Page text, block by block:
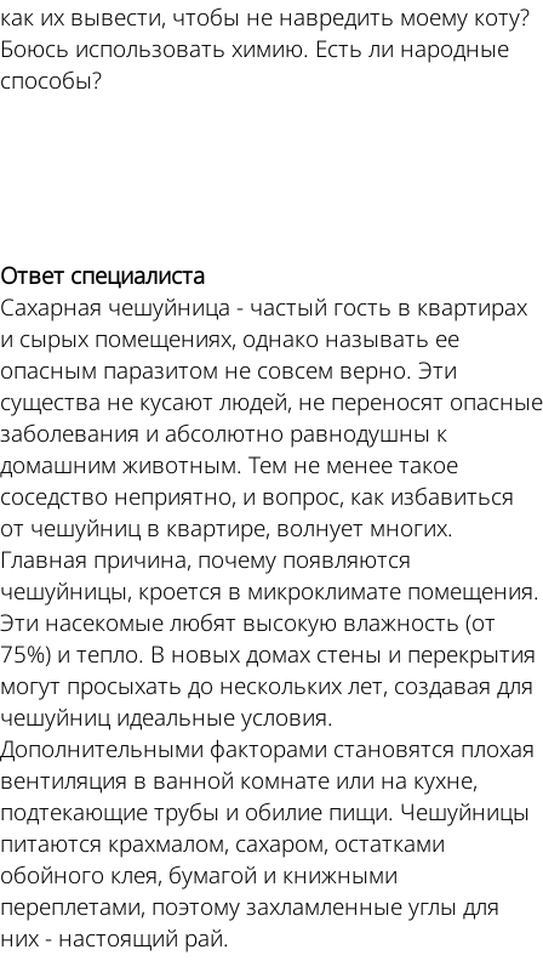
как их вывести, чтобы не навредить моему коту?
Боюсь использовать химию. Есть ли народные
способы?
Ответ специалиста
Сахарная чешуйница - частый гость в квартирах
и сырых помещениях, однако называть ее
опасным паразитом не совсем верно. Эти
существа не кусают людей, не переносят опасные
заболевания и абсолютно равнодушны к
домашним животным. Тем не менее такое
соседство неприятно, и вопрос, как избавиться
от чешуйниц в квартире, волнует многих.
Главная причина, почему появляются
чешуйницы, кроется в микроклимате помещения.
Эти насекомые любят высокую влажность (от
75%) и тепло. В новых домах стены и перекрытия
могут просыхать до нескольких лет, создавая для
чешуйниц идеальные условия.
Дополнительными факторами становятся плохая
вентиляция в ванной комнате или на кухне,
подтекающие трубы и обилие пищи. Чешуйницы
питаются крахмалом, сахаром, остатками
обойного клея, бумагой и книжными
переплетами, поэтому захламленные углы для
них - настоящий рай.